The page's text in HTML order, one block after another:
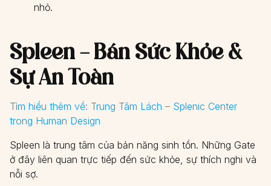
nhỏ.
Spleen – Bán Sức Khỏe &
Sự An Toàn
Tìm hiểu thêm về: Trung Tâm Lách – Splenic Center
trong Human Design
Spleen là trung tâm của bản năng sinh tồn. Những Gate
ở đây liên quan trực tiếp đến sức khỏe, sự thích nghi và
nỗi sợ.